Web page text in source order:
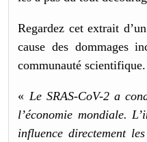
Regardez cet extrait
cause des dommages
communauté scientifique.
« Le SRAS-CoV-2 a
l’économie mondiale.
influence directement